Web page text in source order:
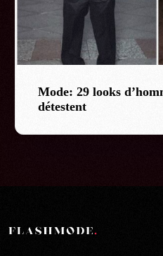
Mode: 29 looks
détestent